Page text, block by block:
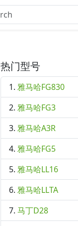
热门型号
雅马哈FG830
雅马哈FG3
雅马哈A3R
雅马哈FG5
雅马哈LL16
雅马哈LLTA
马丁D28